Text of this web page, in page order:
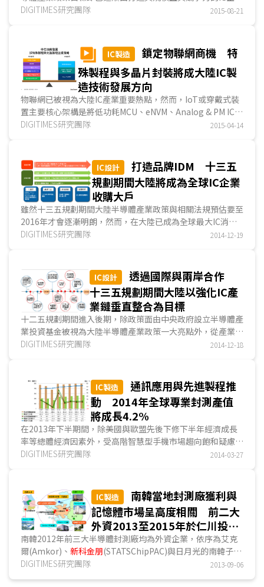
轉向為提高大陸IC內需市場自製率。DIGITIMES Research預
DIGITIMES研究團隊 2015-08-21
IC製造
鎖定物聯網商機 特
殊製程與多晶片封裝將成大陸IC製
造技術發展方向
物聯網已被視為大陸IC產業重要熱點，然而，IoT或穿戴式裝
置主要核心架構是將低功耗MCU、eNVM、Analog & PM IC，
及無線與連接晶片加以整合，再連接Sensor。DIGITIMES
DIGITIMES研究團隊 2015-04-14
IC設計
打造品牌IDM 十三五
規劃期間大陸將成為全球IC企業
收購大戶
雖然十三五規劃期間大陸半導體產業政策與相關法規預估要至
2016年才會逐漸明朗，然而，在大陸已成為全球最大IC消費
市場，大陸IC產業產值亦能維持2位數百分點年成長力道，大
DIGITIMES研究團隊 2014-12-19
IC設計
透過國際與兩岸合作
十三五規劃期間大陸以強化IC產
業鏈垂直整合為目標
十二五規劃期間進入後期，除政策面由中央政府設立半導體產
業投資基金被視為大陸半導體產業政策一大亮點外，從產業面
觀察，自2013年十二五規劃跨入後半期以來，大陸半導體產
DIGITIMES研究團隊 2014-12-18
IC製造
通訊應用與先進製程推
動 2014年全球專業封測產值
將成長4.2%
在2013年下半期間，除美國與歐盟先後下修下半年經濟成長
率等總體經濟因素外，受高階智慧型手機市場趨向飽和疑慮升
溫，以及電腦市場出貨不如預期影響，全球主要晶片供應商均
DIGITIMES研究團隊 2014-03-27
IC製造
南韓當地封測廠獲利與
記憶體市場呈高度相關 前二大
外資2013至2015年於仁川投資
額上看8億美元
南韓2012年前三大半導體封測廠均為外資企業，依序為艾克
爾(Amkor)、 新科金朋(STATSChipPAC)與日月光的南韓子公
司，其年營收規模皆超過6,700億韓元(約6億美元)，而南韓當
DIGITIMES研究團隊 2013-09-06